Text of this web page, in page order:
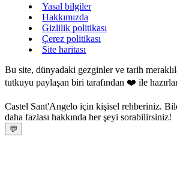
Yasal bilgiler
Hakkımızda
Gizlilik politikası
Çerez politikası
Site haritası
Bu site, dünyadaki gezginler ve tarih
tutkuyu paylaşan biri tarafından ❤️ ile
Castel Sant'Angelo için kişisel rehberiniz.
daha fazlası hakkında her şeyi sorabilirsiniz!
💬